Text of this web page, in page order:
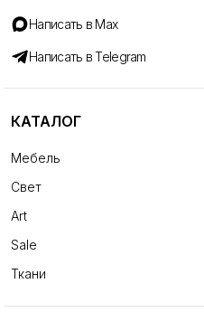
Написать в Max
Написать в Telegram
КАТАЛОГ
Мебель
Свет
Art
Sale
Ткани